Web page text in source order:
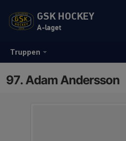
Truppen
GSK HOCKEY
A-laget
97. Adam Andersson